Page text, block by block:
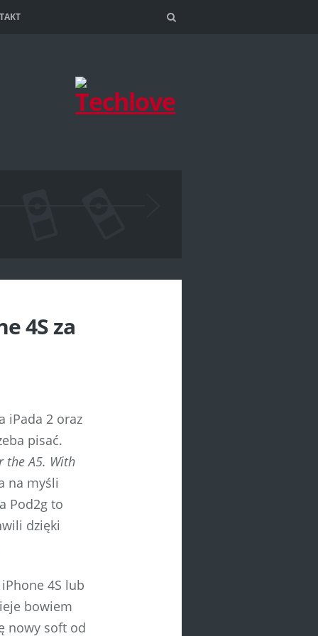
4S za
iPada 2 oraz
pisać.
the A5. With
na myśli
Pod2g to
dzięki
4S lub
bowiem
nowy soft od